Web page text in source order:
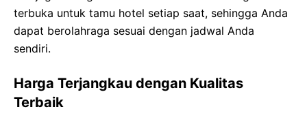
terbuka untuk tamu hotel setiap saat, sehingga Anda
dapat berolahraga sesuai dengan jadwal Anda
sendiri.
Harga Terjangkau dengan Kualitas
Terbaik